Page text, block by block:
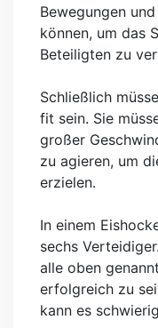
Bewegungen
können, um das
Beteiligten zu
Schließlich
fit sein. Sie
großer
zu agieren, um
erzielen.
In einem
sechs
alle oben
erfolgreich zu
kann es